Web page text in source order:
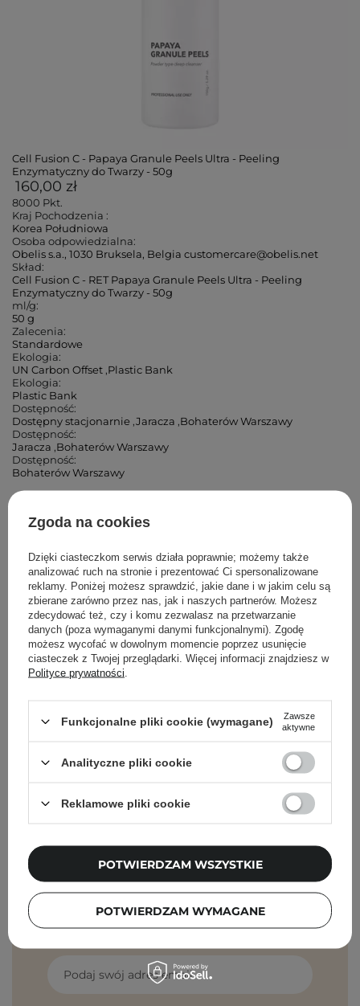
Cell Fusion C - Papaya Granule Peels Ultra - Peeling
Enzymatyczny do Twarzy - 50g
160,00 zł
8000 Pkt.
Kraj Pochodzenia :
Korea Południowa
Osoba odpowiedzialna:
Obelis s.a., 1030 Bruksela, Belgia customercare@obelis.net
Skład:
Cell Fusion C - RET Papaya Granule Peels Ultra - Peeling
Enzymatyczny do Twarzy - 50g
ml/g:
50 g
Zalecenia:
Standardowe
Ekologia:
UN Carbon Offset ,Plastic Bank
Ekologia:
Plastic Bank
Dostępność:
Dostępny stacjonarnie ,Jaracza ,Bohaterów Warszawy
Dostępność:
Jaracza ,Bohaterów Warszawy
Dostępność:
Bohaterów Warszawy
Cosibella Corner (Woronicza)
Cosibella Corner (Wileńska)
Cosibella Corner (Bohaterów Warszawy)
Cosibella Corner (Tadeusza Kościuszki)
Newsletter Cosibella
Pielęgnacyjne checklisty, eksperckie porady,
beauty nowości - prosto na maila!
Podaj swój adres email
Zgoda na cookies
Dzięki ciasteczkom serwis działa poprawnie; możemy także
analizować ruch na stronie i prezentować Ci spersonalizowane
reklamy. Poniżej możesz sprawdzić, jakie dane i w jakim celu są
zbierane zarówno przez nas, jak i naszych partnerów. Możesz
zdecydować też, czy i komu zezwalasz na przetwarzanie
danych (poza wymaganymi danymi funkcjonalnymi). Zgodę
możesz wycofać w dowolnym momencie poprzez usunięcie
ciasteczek z Twojej przeglądarki. Więcej informacji znajdziesz w
Polityce prywatności
Funkcjonalne pliki cookie (wymagane)
Zawsze
aktywne
Analityczne pliki cookie
Reklamowe pliki cookie
POTWIERDZAM WYMAGANE
POTWIERDZAM WSZYSTKIE